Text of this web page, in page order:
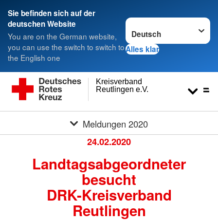
Sie befinden sich auf der
deutschen Website
You are on the German website,
you can use the switch to switch to
the English one
Sprache wechseln zu
Alles klar
Reutlingen e.V.
Kreisverband
Meldungen 2020
24.02.2020
Landtagsabgeordneter
besucht
DRK-Kreisverband
Reutlingen